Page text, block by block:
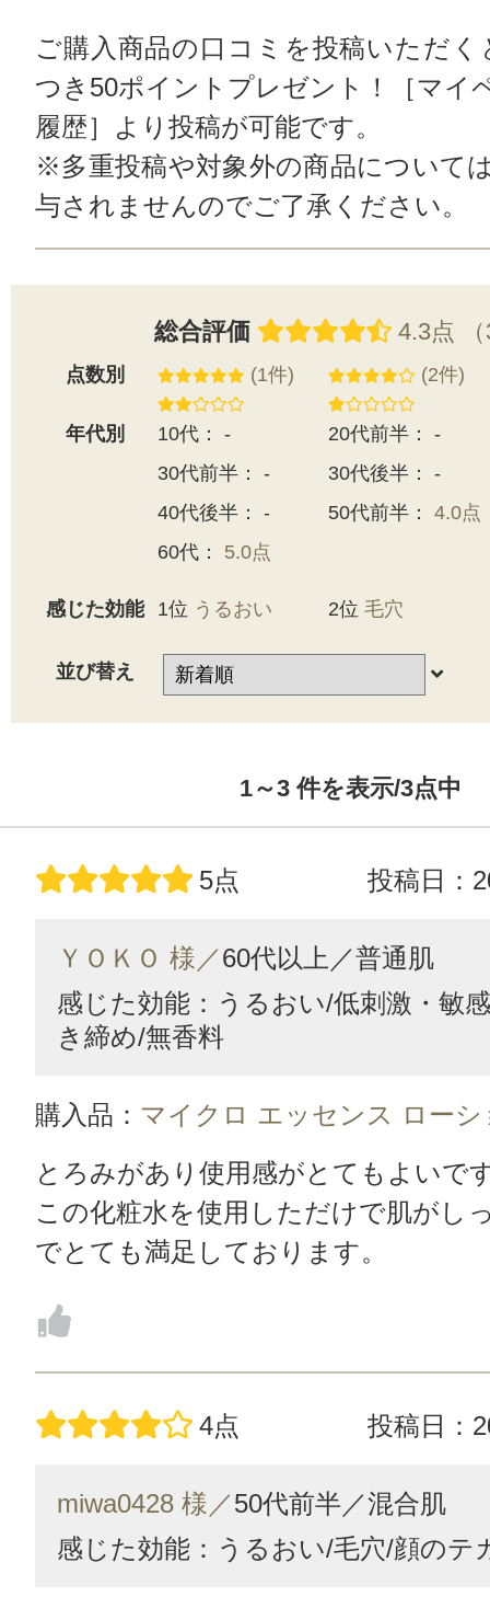
ご購入商品の口コミを投稿いただく
つき50ポイントプレゼント！［マイ
履歴］より投稿が可能です。
※多重投稿や対象外の商品について
与されませんのでご了承ください。
総合評価 4.3点
点数別 (1件) (2件)
年代別 10代： -
20代前半： -
30代前半： -
30代後半： -
40代後半： -
50代前半： 4.0点
60代： 5.0点
感じた効能 1位 うるおい 2位 毛穴
並び替え
1～3件を表示/3点中
5点 投稿日：
ＹＯＫＯ 様／60代以上／普通肌
感じた効能：うるおい/低刺激・敏
き締め/無香料
購入品： マイクロ エッセンス ローシ
とろみがあり使用感がとてもよいで
この化粧水を使用しただけで肌がし
でとても満足しております。
4点 投稿日：
miwa0428 様／50代前半／混合肌
感じた効能：うるおい/毛穴/顔のテ